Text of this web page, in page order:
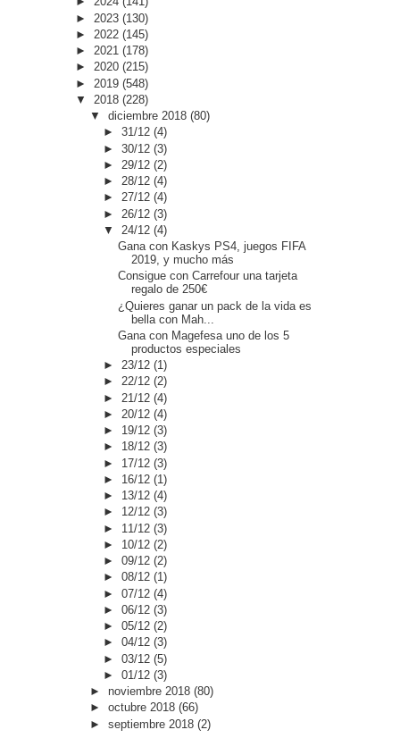
► 2023 (130)
► 2022 (145)
► 2021 (178)
► 2020 (215)
► 2019 (548)
▼ 2018 (228)
▼ diciembre 2018 (80)
►31/12(4)
►30/12(3)
► 29/12(2)
►28/12(4)
►27/12(4)
► 26/12(3)
▼ 24/12(4)
Gana con Kaskys PS4, juegos FIFA
2019, y mucho más
Consigue con Carrefour una tarjeta
regalo de 250€
¿Quieres ganar un pack de la vida es
bella con Mah...
Gana con Magefesa uno de los 5
productos especiales
►23/12(1)
►22/12(2)
► 21/12(4)
► 20/12(4)
► 19/12(3)
► 18/12(3)
► 17/12(3)
► 16/12(1)
► 13/12(4)
► 12/12(3)
► 11/12(3)
► 10/12(2)
►09/12(2)
►08/12(1)
►07/12(4)
►06/12(3)
►05/12(2)
►04/12(3)
►03/12(5)
►01/12(3)
► noviembre 2018 (80)
► octubre 2018 (66)
► septiembre 2018 (2)